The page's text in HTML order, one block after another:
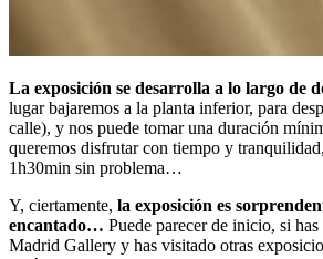
La exposición se desarrolla a lo largo de
lugar bajaremos a la planta inferior, para
calle), y nos puede tomar una duración
queremos disfrutar con tiempo y
1h30min sin problema…
Y, ciertamente, la exposición es
encantado… Puede parecer de inicio, si
Madrid Gallery y has visitado otras